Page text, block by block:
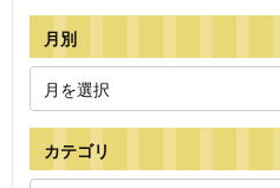
月別
カテゴリ